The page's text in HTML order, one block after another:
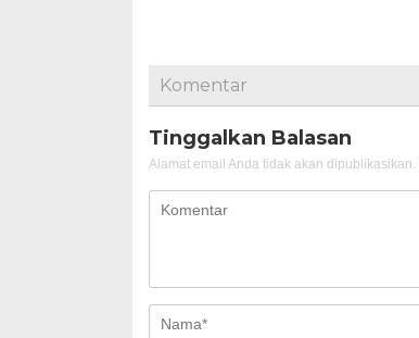
Komentar
Tinggalkan Balasan
Alamat email Anda tidak akan dipublikasikan.